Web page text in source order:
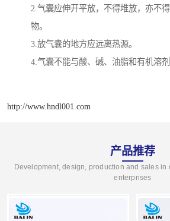
2.气囊应伸开平放，不得堆放，亦不
物。
3.放气囊的地方应远离热源。
4.气囊不能与酸、碱、油脂和有机溶剂
http://www.hndl001.com
产品推荐
Development, design, production and sales in
enterprises